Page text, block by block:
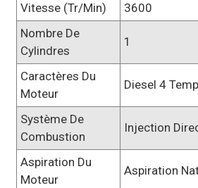
Vitesse (tr/min)
3600
Nombre De
Cylindres
1
Caractères Du
Moteur
Diesel 4
Système De
Combustion
Injection
Aspiration Du
Moteur
Aspiration